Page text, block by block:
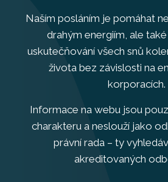
Naším posláním je pomáhat
drahým energiím, ale
uskutečňování všech snů
života bez závislosti na
korporacích.
Informace na webu jsou
charakteru a neslouží jako
právní rada – ty
akreditovaných